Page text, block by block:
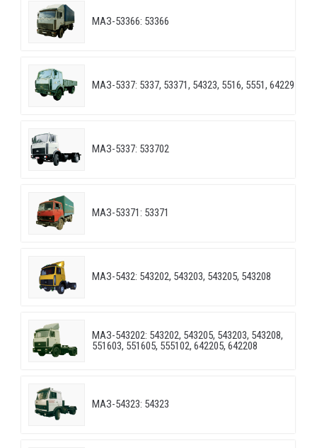
МАЗ-53366: 53366
МАЗ-5337: 5337, 53371, 54323, 5516, 5551, 64229
МАЗ-5337: 533702
МАЗ-53371: 53371
МАЗ-5432: 543202, 543203, 543205, 543208
МАЗ-543202: 543202, 543205, 543203, 543208,
551603, 551605, 555102, 642205, 642208
МАЗ-54323: 54323